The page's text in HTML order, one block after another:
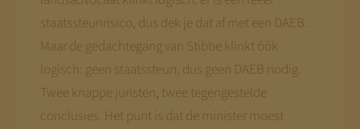
staatssteunrisico, dus dek je dat af met een DAEB.
Maar de gedachtegang van Stibbe klinkt óók
logisch: geen staatssteun, dus geen DAEB nodig.
Twee knappe juristen, twee tegengestelde
conclusies. Het punt is dat de minister moest